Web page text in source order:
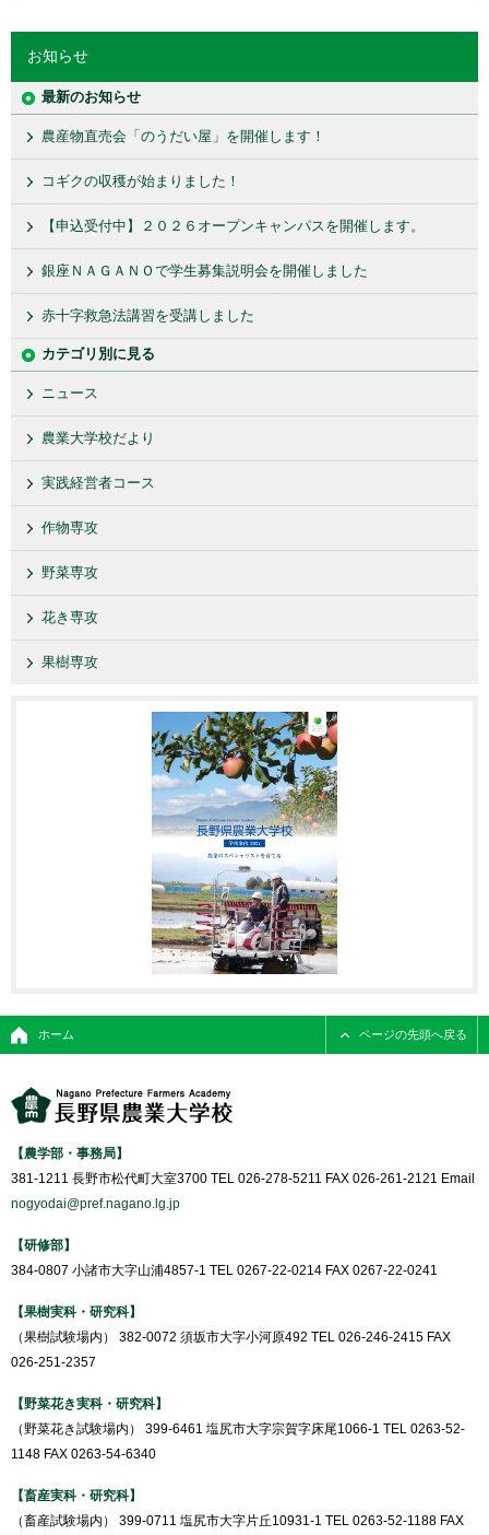
お知らせ
最新のお知らせ
農産物直売会「のうだい屋」を開催します！
コギクの収穫が始まりました！
【申込受付中】２０２６オープンキャンパスを開催します。
銀座ＮＡＧＡＮＯで学生募集説明会を開催しました
赤十字救急法講習を受講しました
カテゴリ別に見る
ニュース
農業大学校だより
実践経営者コース
作物専攻
野菜専攻
花き専攻
果樹専攻
ホーム ページの先頭へ戻る
【農学部・事務局】
381-1211 長野市松代町大室3700 TEL 026-278-5211 FAX 026-261-2121 Email
nogyodai@pref.nagano.lg.jp
【研修部】
384-0807 小諸市大字山浦4857-1 TEL 0267-22-0214 FAX 0267-22-0241
【果樹実科・研究科】
（果樹試験場内） 382-0072 須坂市大字小河原492 TEL 026-246-2415 FAX
026-251-2357
【野菜花き実科・研究科】
（野菜花き試験場内） 399-6461 塩尻市大字宗賀字床尾1066-1 TEL 0263-52-
1148 FAX 0263-54-6340
【畜産実科・研究科】
（畜産試験場内） 399-0711 塩尻市大字片丘10931-1 TEL 0263-52-1188 FAX